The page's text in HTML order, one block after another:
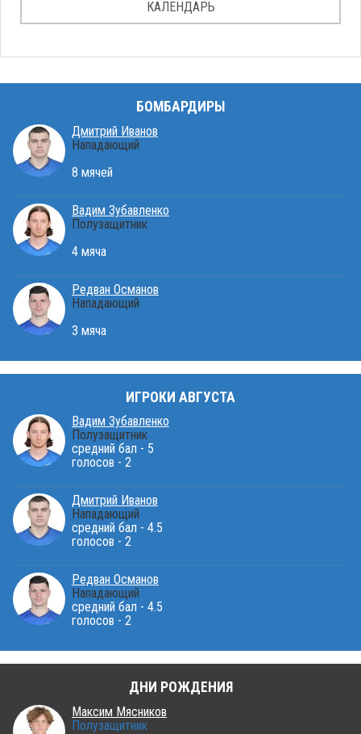
КАЛЕНДАРЬ
БОМБАРДИРЫ
Дмитрий Иванов
Нападающий
8 мячей
Вадим Зубавленко
Полузащитник
4 мяча
Редван Османов
Нападающий
3 мяча
ИГРОКИ АВГУСТА
Вадим Зубавленко
Полузащитник
средний бал - 5
голосов - 2
Дмитрий Иванов
Нападающий
средний бал - 4.5
голосов - 2
Редван Османов
Нападающий
средний бал - 4.5
голосов - 2
ДНИ РОЖДЕНИЯ
Максим Мясников
Полузащитник